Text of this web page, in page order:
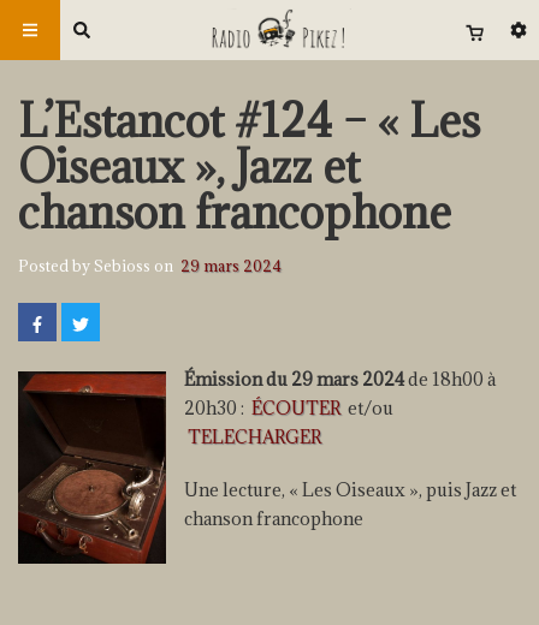
L’Estancot #124 – « Les
Oiseaux », Jazz et
chanson francophone
Posted by Sebioss on 29 mars 2024
Émission du 29 mars 2024de 18h00 à
20h30 : ÉCOUTER et/ou
TELECHARGER
Une lecture, « Les Oiseaux », puis Jazz et
chanson francophone